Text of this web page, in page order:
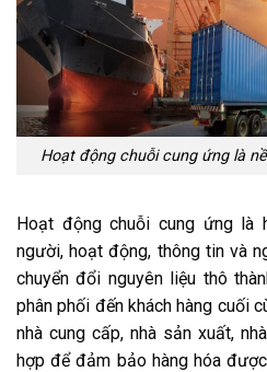
Hoạt động chuỗi cung ứng là
Hoạt động chuỗi cung ứng là
người, hoạt động, thông tin và
chuyển đổi nguyên liệu thô
phân phối đến khách hàng cuối
nhà cung cấp, nhà sản xuất,
hợp để đảm bảo hàng hóa